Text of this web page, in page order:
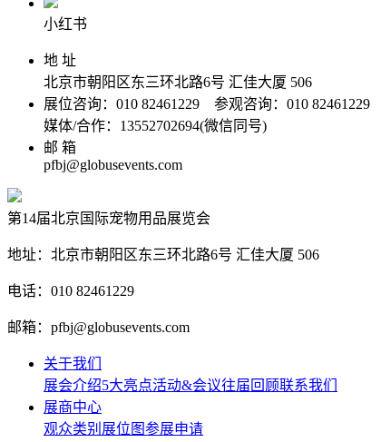
小红书
地 址
北京市朝阳区东三环北路6号‌ 汇佳大厦 506
展位咨询：010 82461229 参观咨询：010 82461229
媒体/合作：13552702694(微信同号)
邮 箱
pfbj@globusevents.com
第14届北京国际宠物用品展览会
地址：北京市朝阳区东三环北路6号‌ 汇佳大厦 506
电话：010 82461229
邮箱：pfbj@globusevents.com
关于我们
展会介绍5大亮点活动&会议往届回顾联系我们
展商中心
观众类别 展位图参展申请